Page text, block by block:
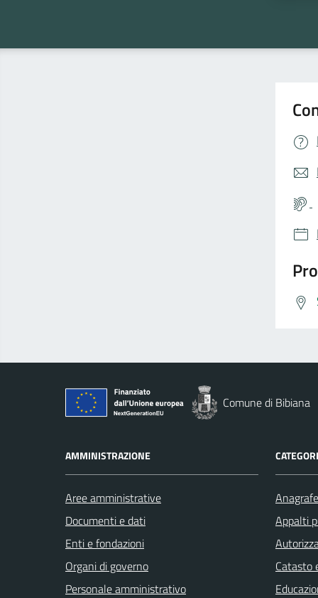
Comune di Bibiana
AMMINISTRAZIONE
Aree amministrative
Documenti e dati
Enti e fondazioni
Organi di governo
Personale amministrativo
Appalti
Catasto